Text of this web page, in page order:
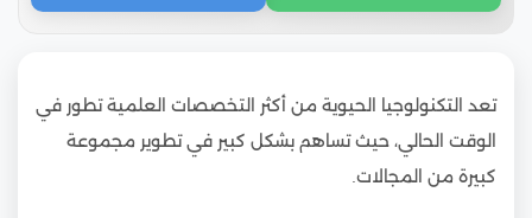
تعد التكنولوجيا الحيوية من أكثر التخصصات العلمية تطور في
الوقت الحالي، حيث تساهم بشكل كبير في تطوير مجموعة
كبيرة من المجالات.